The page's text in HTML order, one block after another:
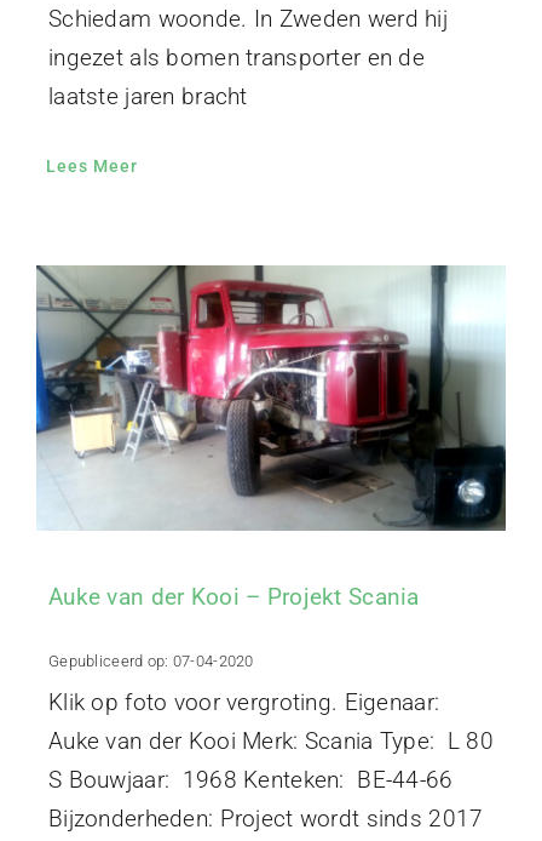
Schiedam woonde. In Zweden werd hij
ingezet als bomen transporter en de
laatste jaren bracht
Lees Meer
Auke van der Kooi – Projekt Scania
Gepubliceerd op: 07-04-2020
Klik op foto voor vergroting. Eigenaar:
Auke van der Kooi Merk: Scania Type: L 80
S Bouwjaar: 1968 Kenteken: BE-44-66
Bijzonderheden: Project wordt sinds 2017